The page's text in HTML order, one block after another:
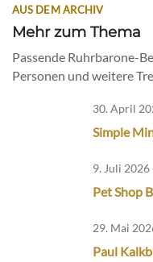
AUS DEM ARCHIV
Mehr zum Thema
Passende Ruhrbarone-
Personen und weitere
30. April
Simple
9. Juli 2026
Pet Shop
29. Mai
Paul